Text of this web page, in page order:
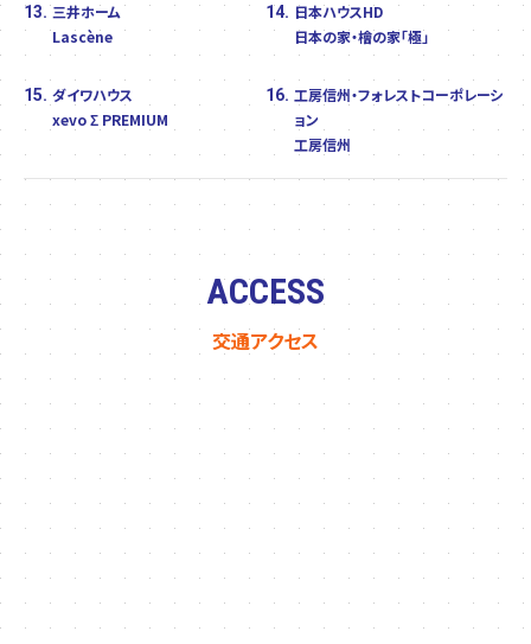
13. 三井ホーム
Lascène
14. 日本ハウスHD
日本の家・檜の家「極」
15. ダイワハウス
xevo Σ PREMIUM
16. 工房信州・フォレストコーポレーシ
ョン
工房信州
ACCESS
交通アクセス